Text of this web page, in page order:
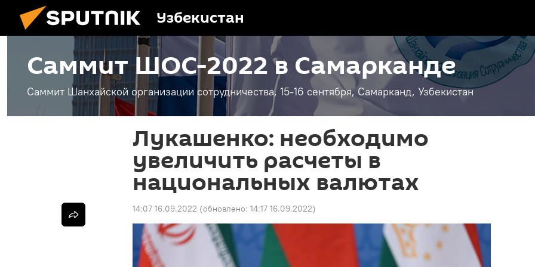
Узбекистан
Саммит ШОС-2022 в Самарканде
Саммит Шанхайской организации сотрудничества, 15-16 сентября, Самарканд, Узбекистан
Лукашенко: необходимо
увеличить расчеты в
национальных валютах
14:07 16.09.2022 (обновлено: 14:17 16.09.2022)